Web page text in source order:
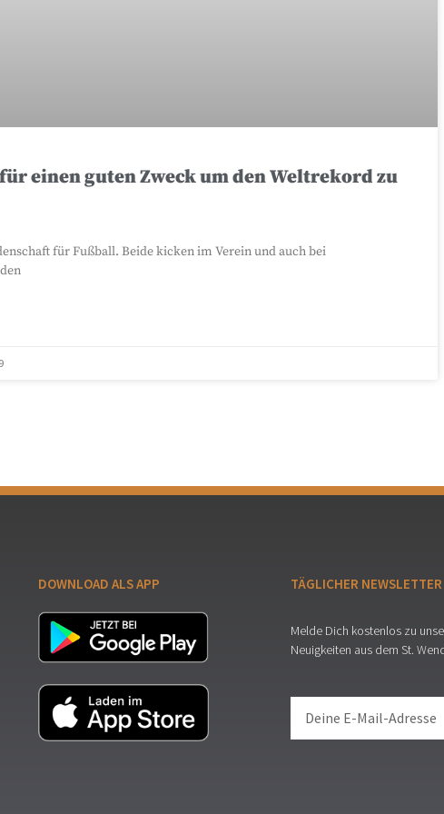
einen guten Zweck um den Weltrekord zu
für Fußball. Beide kicken im Verein und auch bei
DOWNLOAD ALS APP TÄGLICHER NEWSLETTER
Melde Dich kostenlos zu
Neuigkeiten aus dem St.